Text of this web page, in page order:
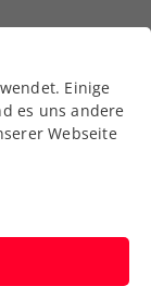
ÖTV
Einige
es uns andere
Webseite